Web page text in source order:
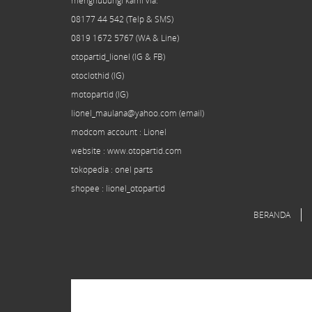
08177 44 542 (Telp & SMS)
0819 1672 5767 (WA & Line)
otopartid_lionel (IG & FB)
otoclothid (IG)
motopartid (IG)
lionel_maulana@yahoo.com (email)
modcom account : Lionel
website : www.otopartid.com
tokopedia : onel parts
shopee : lionel_otopartid
BERANDA